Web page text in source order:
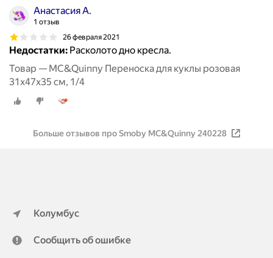
Анастасия А.
1 отзыв
26 февраля 2021
Недостатки: Расколото дно кресла.
Товар — MC&Quinny Переноска для куклы розовая
31x47x35 см, 1/4
Больше отзывов про Smoby MC&Quinny 240228
Колумбус
Сообщить об ошибке